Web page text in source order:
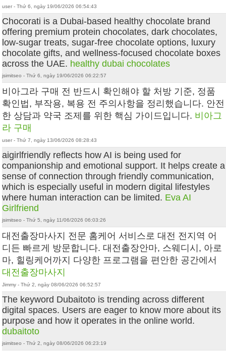
user - Thứ 6, ngày 19/06/2026 06:54:43
Chocorati is a Dubai-based healthy chocolate brand
offering premium protein chocolates, dark chocolates,
low-sugar treats, sugar-free chocolate options, luxury
chocolate gifts, and wellness-focused chocolate boxes
across the UAE. healthy dubai chocolates
jsimitseo - Thứ 6, ngày 19/06/2026 06:22:57
비아그라 구매 전 반드시 확인해야 할 처방 기준, 정품
확인법, 부작용, 복용 전 주의사항을 정리했습니다. 안전
한 상담과 약국 조제를 위한 핵심 가이드입니다. 비아그
라 구매
user - Thứ 7, ngày 13/06/2026 08:28:43
aigirlfriendly reflects how AI is being used for
companionship and emotional support. It helps create a
sense of connection through friendly communication,
which is especially useful in modern digital lifestyles
where human interaction can be limited. Eva AI
Girlfriend
jsimitseo - Thứ 5, ngày 11/06/2026 06:03:26
대전출장마사지 전문 홈케어 서비스로 대전 전지역 어
디든 빠르게 방문합니다. 대전출장안마, 스웨디시, 아로
마, 힐링케어까지 다양한 프로그램을 편안한 공간에서
대전출장마사지
Jimmy - Thứ 2, ngày 08/06/2026 06:52:57
The keyword Dubaitoto is trending across different
digital spaces. Users are eager to know more about its
purpose and how it operates in the online world.
dubaitoto
jsimitseo - Thứ 2, ngày 08/06/2026 06:23:19